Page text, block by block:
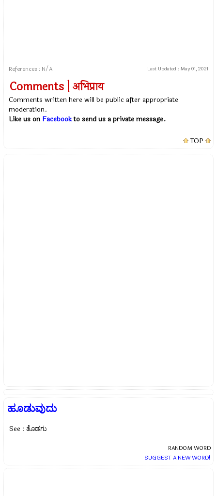
References : N/A Last Updated : May 01, 2021
Comments | अभिप्राय
Comments written here will be public after appropriate
moderation.
Like us on Facebookto send us a private message.
TOP
ಹೂಡುವುದು
See : ತೊಡಗು
RANDOM WORD
SUGGEST A NEW WORD!